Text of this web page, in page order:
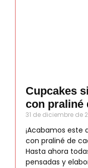
Cupcakes
con praliné
31 de diciembre de
¡Acabamos este
con praliné de
Hasta ahora
pensadas y